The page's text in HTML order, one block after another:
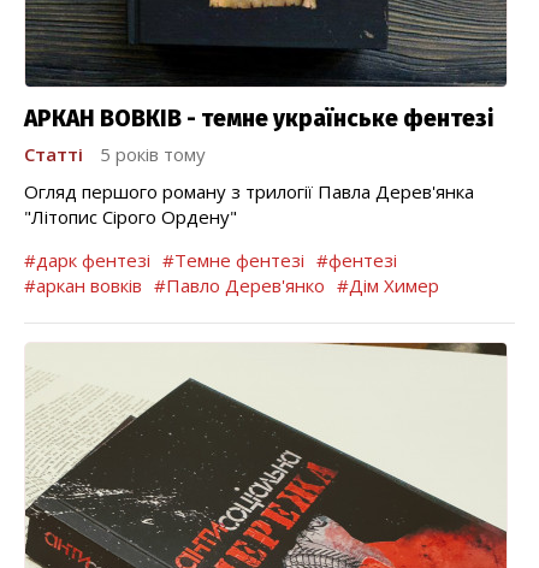
АРКАН ВОВКІВ - темне українське фентезі
Статті
5 років тому
Огляд першого роману з трилогії Павла Дерев'янка
"Літопис Сірого Ордену"
#дарк фентезі #Темне фентезі #фентезі
#аркан вовків #Павло Дерев'янко #Дім Химер